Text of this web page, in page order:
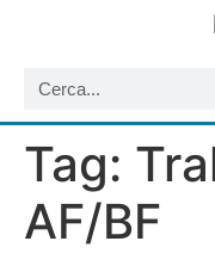
Tag:
AF/BF